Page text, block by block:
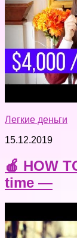
Легкие деньги
15.12.2019
🍎 HOW
time —